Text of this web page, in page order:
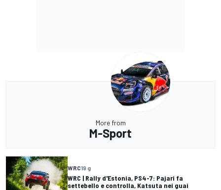
More from
M-Sport
WRC19 g
WRC | Rally d'Estonia, PS4-7: Pajari fa
settebello e controlla, Katsuta nei guai